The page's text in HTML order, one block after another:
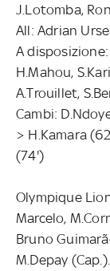
J.Lotomba,
All: Adrian
A
H.Mahou,
A.Trouillet,
Cambi:
> H.Kamara
(74')
Olympique
Marcelo,
Bruno
M.Depay